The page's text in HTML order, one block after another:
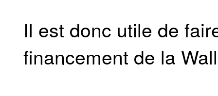
Il est donc utile de
financement de la